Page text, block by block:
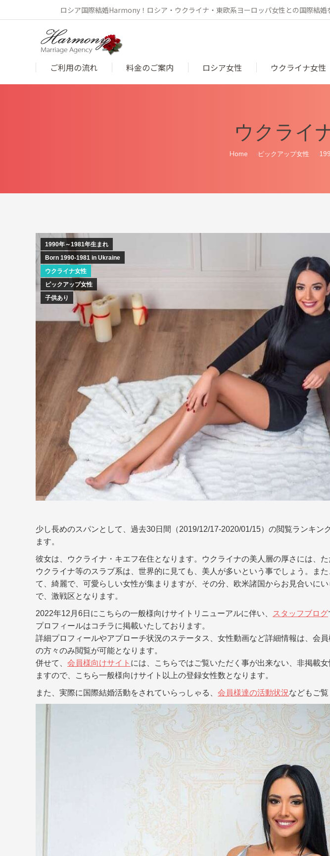
ロシア国際結婚Harmony！ロシア・ウクライナ・東欧系ヨーロッパ女性との国際結
ご利用の流れ 料金のご案内 ロシア女性 ウクライナ女性
ウクライ
You are here:
Home ピックアップ女性
1990年～1981年生まれ
Born 1990-1981 in Ukraine
ウクライナ女性
ピックアップ女性
子供あり
少し長めのスパンとして、過去30日間（2019/12/17-2020/01/15）の閲覧ランキン
ます。
彼女は、ウクライナ・キエフ在住となります。ウクライナの美人層の厚さには、
ウクライナ等のスラブ系は、世界的に見ても、美人が多いという事でしょう。ま
て、綺麗で、可愛らしい女性が集まりますが、その分、欧米諸国からお見合いに
で、激戦区となります。
2022年12月6日にこちらの一般様向けサイトリニューアルに伴い、 スタッフブログ
プロフィールはコチラに掲載いたしております。
詳細プロフィールやアプローチ状況のステータス、女性動画など詳細情報は、会
の方々のみ閲覧が可能となります。
併せて、 会員様向けサイト には、こちらではご覧いただく事が出来ない、非掲載
ますので、こちら一般様向けサイト以上の登録女性数となります。
また、実際に国際結婚活動をされていらっしゃる、 会員様達の活動状況などもご覧